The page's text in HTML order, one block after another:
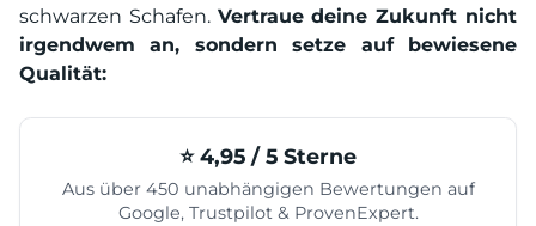
schwarzen Schafen. Vertraue deine Zukunft nicht
irgendwem an, sondern setze auf bewiesene
Qualität:
⭐️ 4,95 / 5 Sterne
Aus über 450 unabhängigen Bewertungen auf
Google, Trustpilot & ProvenExpert.